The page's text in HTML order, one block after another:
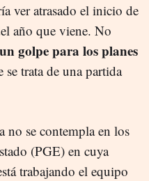
ver atrasado el inicio de
año que viene. No
golpe para los planes
se trata de una partida
no se contempla en los
(PGE) en cuya
trabajando el equipo